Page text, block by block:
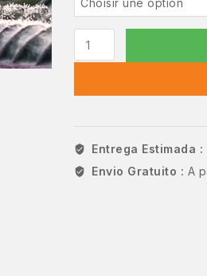
Entrega Estimada :
Envio Gratuito : A